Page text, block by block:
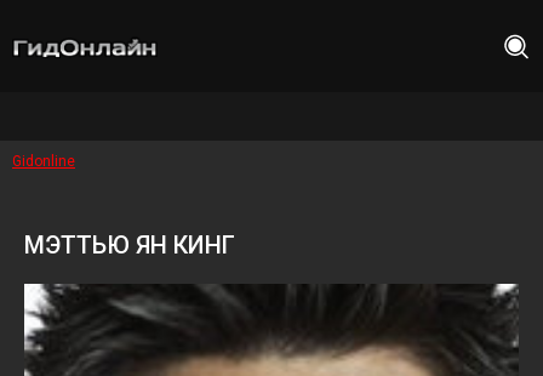
Gidonline
МЭТТЬЮ ЯН КИНГ